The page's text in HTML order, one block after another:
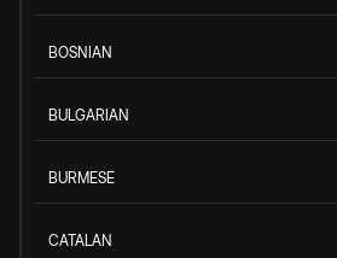
BOSNIAN
BULGARIAN
BURMESE
CATALAN